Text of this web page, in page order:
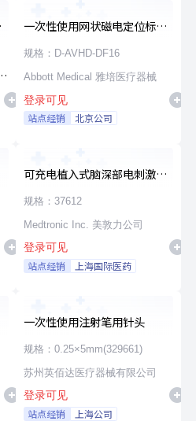
一次性使用网状磁电定位标测
导管
规格：D-AVHD-DF16
Abbott Medical 雅培医疗器械
登录可见
站点经销 北京公司
可充电植入式脑深部电刺激脉
冲发生器套件
规格：37612
Medtronic Inc. 美敦力公司
登录可见
站点经销 上海国际医药
一次性使用注射笔用针头
规格：0.25×5mm(329661)
苏州英佰达医疗器械有限公司
登录可见
站点经销 上海公司